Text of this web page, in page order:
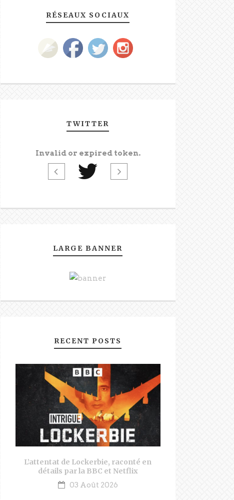
RÉSEAUX SOCIAUX
TWITTER
Invalid or expired token.
LARGE BANNER
RECENT POSTS
L’attentat de Lockerbie, raconté en
détails par la BBC et Netflix
03 Août 2026